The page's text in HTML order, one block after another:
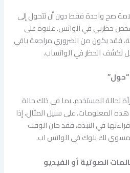
صح واحدة فقط دون أن تتحول إلى
حظرني في الواتس. علاوة على
فقد يكون من الضروري مراجعة باقي
لكشف الحظر في الواتساب.
“حول”
لحالة المستخدم. بما في ذلك حالة
هذه المعلومات. على سبيل المثال، إذا
في النبذة، فقد حان الوقت
مسوي لك بلوك في الواتس اب.
الصوتية أو الفيديو